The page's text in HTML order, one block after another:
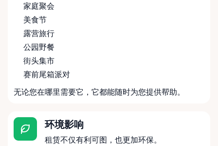
家庭聚会
美食节
露营旅行
公园野餐
街头集市
赛前尾箱派对
无论您在哪里需要它，它都能随时为您提供帮助。
环境影响
租赁不仅有利可图，也更加环保。